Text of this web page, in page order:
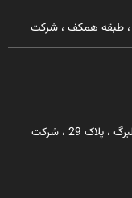
، طبقه همکف ، شرکت
تهران ، ستارخان ، خیابان شادمهر ، کوچه گلبرگ ، پلاک 29 ، شرکت